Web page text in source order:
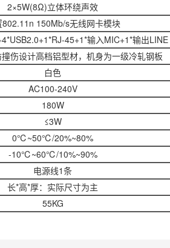
2×5W(8Ω)立体环绕声效
802.11n 150Mb/s无线网卡模块
45+1*输入MIC+1*输出LINE
伤设计高档铝型材，机身为一级冷轧钢板
白色
AC100-240V
180W
≤3W
0℃~50℃/20%~80%
-10℃~60℃/10%~90%
电源线1条
长*高*厚：实际尺寸为主
55KG